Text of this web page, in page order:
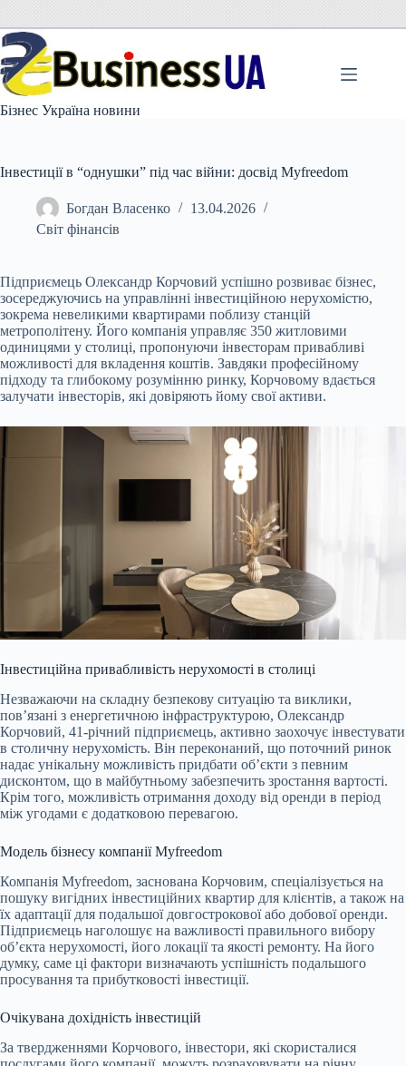
вмісту
Бізнес Україна новини
Інвестиції в “однушки” під час війни: досвід Myfreedom
Богдан Власенко
13.04.2026
Світ фінансів
Підприємець Олександр Корчовий успішно розвиває бізнес,
зосереджуючись на управлінні інвестиційною нерухомістю,
зокрема невеликими квартирами поблизу станцій
метрополітену. Його компанія управляє 350 житловими
одиницями у столиці, пропонуючи інвесторам привабливі
можливості для вкладення коштів. Завдяки професійному
підходу та глибокому розумінню ринку, Корчовому вдається
залучати інвесторів, які довіряють йому свої активи.
Інвестиційна привабливість нерухомості в столиці
Незважаючи на складну безпекову ситуацію та виклики,
пов’язані з енергетичною інфраструктурою, Олександр
Корчовий, 41-річний підприємець, активно заохочує інвестувати
в столичну нерухомість. Він переконаний, що поточний ринок
надає унікальну можливість придбати об’єкти з певним
дисконтом, що в майбутньому забезпечить зростання вартості.
Крім того, можливість отримання доходу від оренди в період
між угодами є додатковою перевагою.
Модель бізнесу компанії Myfreedom
Компанія Myfreedom, заснована Корчовим, спеціалізується на
пошуку вигідних інвестиційних квартир для клієнтів, а також на
їх адаптації для подальшої довгострокової або добової оренди.
Підприємець наголошує на важливості правильного вибору
об’єкта нерухомості, його локації та якості ремонту. На його
думку, саме ці фактори визначають успішність подальшого
просування та прибутковості інвестиції.
Очікувана дохідність інвестицій
За твердженнями Корчового, інвестори, які скористалися